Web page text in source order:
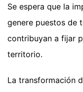
Se espera que la
genere puestos de
contribuyan a fijar
territorio.
La transformación